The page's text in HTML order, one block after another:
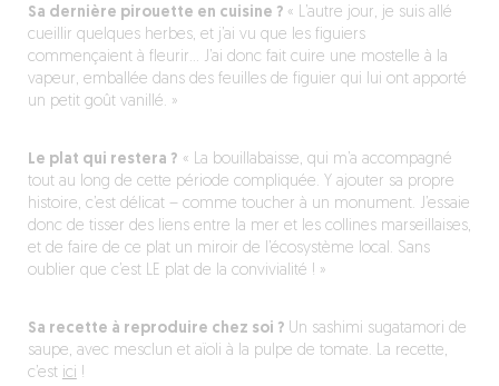
Sa dernière pirouette en cuisine ? « L’autre jour, je suis allé
cueillir quelques herbes, et j’ai vu que les figuiers
commençaient à fleurir… J’ai donc fait cuire une mostelle à la
vapeur, emballée dans des feuilles de figuier qui lui ont apporté
un petit goût vanillé. »
Le plat qui restera ? « La bouillabaisse, qui m’a accompagné
tout au long de cette période compliquée. Y ajouter sa propre
histoire, c’est délicat – comme toucher à un monument. J’essaie
donc de tisser des liens entre la mer et les collines marseillaises,
et de faire de ce plat un miroir de l’écosystème local. Sans
oublier que c’est LE plat de la convivialité ! »
Sa recette à reproduire chez soi ? Un sashimi sugatamori de
saupe, avec mesclun et aïoli à la pulpe de tomate. La recette,
c’est ici !